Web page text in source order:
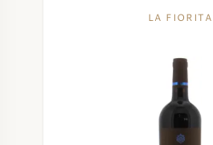
LA FIORITA